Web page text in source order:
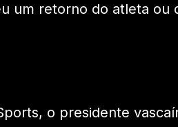
um retorno do atleta ou
o presidente